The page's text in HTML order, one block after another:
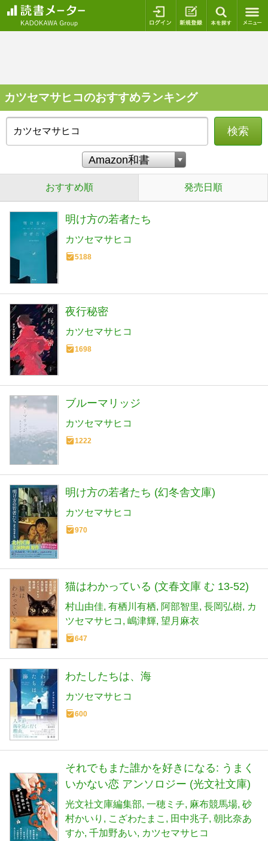
ログイン 新規登録
カツセマサヒコのおすすめランキング
検索
おすすめ順 発売日順
明け方の若者たち
カツセマサヒコ
5188
夜行秘密
カツセマサヒコ
1698
ブルーマリッジ
カツセマサヒコ
1222
明け方の若者たち (幻冬舎文庫)
カツセマサヒコ
970
猫はわかっている (文春文庫 む 13-52)
村山由佳 有栖川有栖 阿部智里 長岡弘樹 カ
ツセマサヒコ
嶋津輝 望月麻衣
647
わたしたちは、海
カツセマサヒコ
600
それでもまた誰かを好きになる: うまく
いかない恋 アンソロジー (光文社文庫)
光文社文庫編集部 一穂ミチ 麻布競馬場 砂
村かいり
こざわたまこ 田中兆子 朝比奈あ
すか 千加野あい カツセマサヒコ